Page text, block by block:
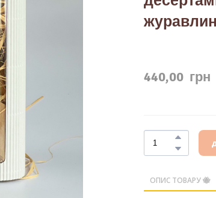
440,00  грн
ОПИС ТОВАРУ 🐝